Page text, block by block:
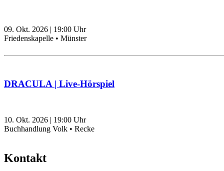
09. Okt. 2026 | 19:00 Uhr
Friedenskapelle • Münster
DRACULA | Live-Hörspiel
10. Okt. 2026 | 19:00 Uhr
Buchhandlung Volk • Recke
Kontakt